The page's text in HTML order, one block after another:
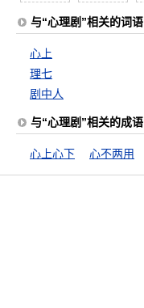
与“心理剧”相关的词语
心上
理七
剧中人
与“心理剧”相关的成语
心上心下 心不两用